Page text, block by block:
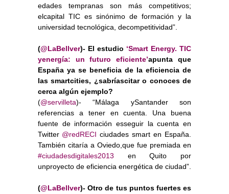
edades tempranas son más competitivos;
elcapital TIC es sinónimo de formación y la
universidad tecnológica, decompetitividad”.
(@LaBellver)- El estudio ‘Smart Energy. TIC
yenergía: un futuro eficiente’apunta que
España ya se beneficia de la eficiencia de
las smartcities, ¿sabríascitar o conoces de
cerca algún ejemplo?
(@servilleta)- “Málaga ySantander son
referencias a tener en cuenta. Una buena
fuente de información esseguir la cuenta en
Twitter @redRECI ciudades smart en España.
También citaría a Oviedo,que fue premiada en
#ciudadesdigitales2013 en Quito por
unproyecto de eficiencia energética de ciudad”.
(@LaBellver)- Otro de tus puntos fuertes es